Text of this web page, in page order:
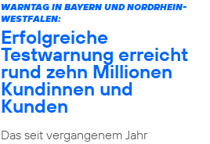
WARNTAG IN BAYERN UND NORDRHEIN-
WESTFALEN:
Erfolgreiche
Testwarnung erreicht
rund zehn Millionen
Kundinnen und
Kunden
Das seit vergangenem Jahr